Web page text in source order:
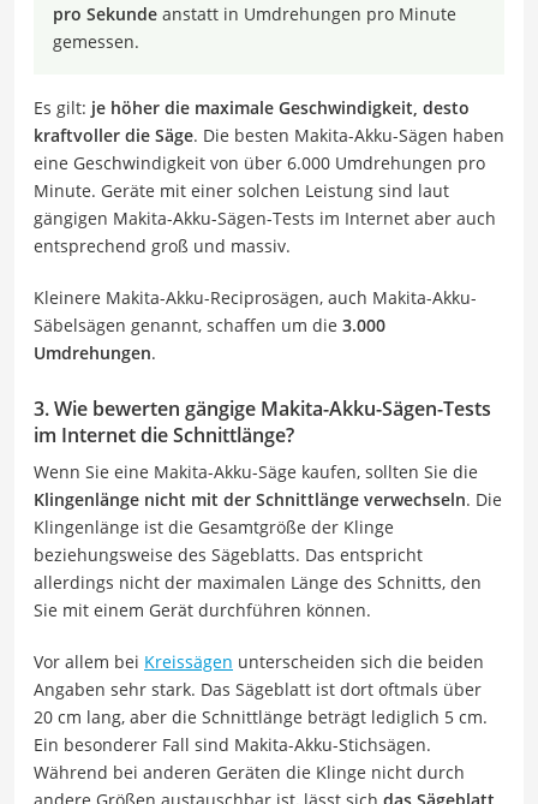
pro Sekunde anstatt in Umdrehungen pro Minute
gemessen.
Es gilt: je höher die maximale Geschwindigkeit, desto
kraftvoller die Säge. Die besten Makita-Akku-Sägen haben
eine Geschwindigkeit von über 6.000 Umdrehungen pro
Minute. Geräte mit einer solchen Leistung sind laut
gängigen Makita-Akku-Sägen-Tests im Internet aber auch
entsprechend groß und massiv.
Kleinere Makita-Akku-Reciprosägen, auch Makita-Akku-
Säbelsägen genannt, schaffen um die 3.000
Umdrehungen.
3. Wie bewerten gängige Makita-Akku-Sägen-Tests
im Internet die Schnittlänge?
Wenn Sie eine Makita-Akku-Säge kaufen, sollten Sie die
Klingenlänge nicht mit der Schnittlänge verwechseln. Die
Klingenlänge ist die Gesamtgröße der Klinge
beziehungsweise des Sägeblatts. Das entspricht
allerdings nicht der maximalen Länge des Schnitts, den
Sie mit einem Gerät durchführen können.
Vor allem bei Kreissägen unterscheiden sich die beiden
Angaben sehr stark. Das Sägeblatt ist dort oftmals über
20 cm lang, aber die Schnittlänge beträgt lediglich 5 cm.
Ein besonderer Fall sind Makita-Akku-Stichsägen.
Während bei anderen Geräten die Klinge nicht durch
andere Größen austauschbar ist, lässt sich das Sägeblatt